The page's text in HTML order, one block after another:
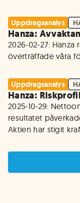
Uppdragsanalys
Hanza:
2026-02-27:
överträffade våra
Uppdragsanalys
Hanza:
2025-10-29:
resultatet
Aktien har stigit